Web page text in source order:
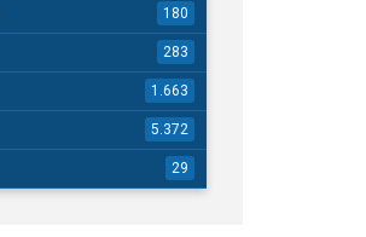
180
283
1.663
5.372
29